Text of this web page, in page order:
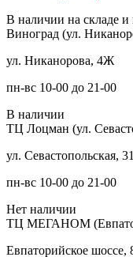
В наличии на складе и
Виноград (ул.
ул. Никанорова, 4Ж
пн-вс 10-00 до 21-00
В наличии
ТЦ Лоцман (ул.
ул. Севастопольская,
пн-вс 10-00 до 21-00
Нет наличии
ТЦ МЕГАНОМ
Евпаторийское шоссе,